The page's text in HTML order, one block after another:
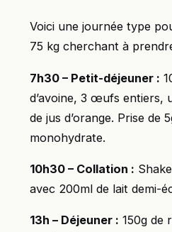
Voici une journée type
75 kg cherchant à
7h30 – Petit-déjeuner :
d’avoine, 3 œufs entiers,
de jus d’orange. Prise de
monohydrate.
10h30 – Collation :
avec 200ml de lait demi-
13h – Déjeuner : 150g de